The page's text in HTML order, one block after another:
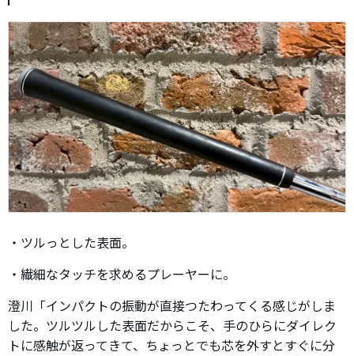
・ツルっとした表面。
・繊細なタッチを求めるプレーヤーに。
澄川「インパクトの振動が直接つたわってくる感じがしま
した。ツルツルした表面だからこそ、手のひらにダイレク
トに感触が返ってきて、ちょっとでも芯を外すとすぐに分